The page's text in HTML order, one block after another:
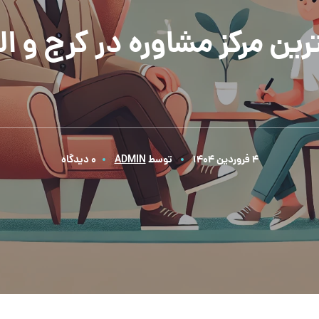
مرکز مشاوره در کرج و
4 فروردین 1404 توسطADMIN 0 دیدگاه